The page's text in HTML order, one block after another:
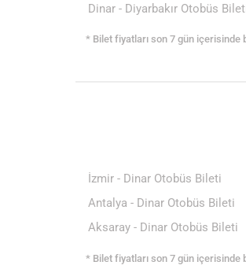
Dinar - Diyarbakır Otobüs
* Bilet fiyatları son 7 gün içerisinde
İzmir - Dinar Otobüs Bileti
Antalya - Dinar Otobüs Bileti
Aksaray - Dinar Otobüs Bileti
* Bilet fiyatları son 7 gün içerisinde